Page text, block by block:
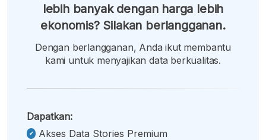
lebih banyak dengan harga lebih
ekonomis? Silakan berlangganan.
Dengan berlangganan, Anda ikut membantu
kami untuk menyajikan data berkualitas.
Dapatkan:
Akses Data Stories Premium